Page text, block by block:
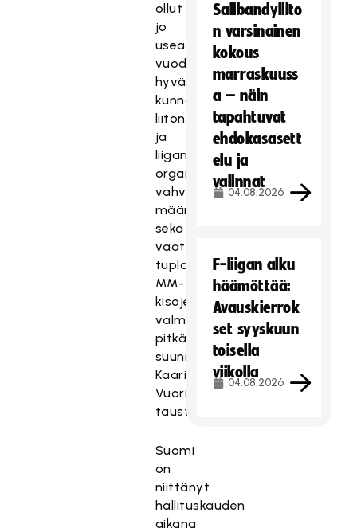
ollut
jo
useamman
vuoden
hyvässä
kunnossa,
liiton
ja
liigan
organisaatioita
vahvistettu
määrätietoisesti
sekä
vaativien
tupla-
MM-
kisojen
valmistelut
pitkälle
suunniteltuna,
Kaarina
Vuori
taustoittaa.
Suomi
on
niittänyt
hallituskauden
aikana
Salibandyliito
n varsinainen
kokous
marraskuuss
a – näin
tapahtuvat
ehdokasasett
elu ja
valinnat
04.08.2026
F-liigan alku
häämöttää:
Avauskierrok
set syyskuun
toisella
viikolla
04.08.2026